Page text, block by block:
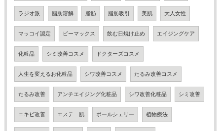
ラジオ派 脂肪溶解 脂肪 脂肪吸引 美肌 大人女性
マッコイ認定 ビーマックス 飲む日焼け止め エイジングケア
化粧品 シミ改善コスメ ドクターズコスメ
人生を変えるお化粧品 シワ改善コスメ たるみ改善コスメ
たるみ改善 アンチエイジング化粧品 シワ改善化粧品 シミ改善
ニキビ改善 エステ 肌 ポールシェリー 植物療法